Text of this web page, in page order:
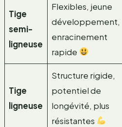
Tige
semi-
ligneuse
Flexibles, jeune
développement,
enracinement
rapide
Tige
ligneuse
Structure rigide,
potentiel de
longévité, plus
résistantes